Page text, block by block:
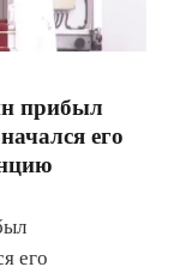
прибыл
его
его